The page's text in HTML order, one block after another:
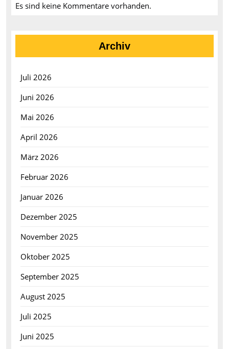
Es sind keine Kommentare vorhanden.
Archiv
Juli 2026
Juni 2026
Mai 2026
April 2026
März 2026
Februar 2026
Januar 2026
Dezember 2025
November 2025
Oktober 2025
September 2025
August 2025
Juli 2025
Juni 2025